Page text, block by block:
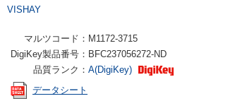
VISHAY
マルツコード： M1172-3715
DigiKey製品番号： BFC237056272-ND
品質ランク： A(DigiKey)
データシート